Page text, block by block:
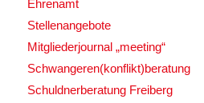
Ehrenamt
Stellenangebote
Mitgliederjournal „meeting“
Schwangeren(konflikt)beratung
Schuldnerberatung Freiberg